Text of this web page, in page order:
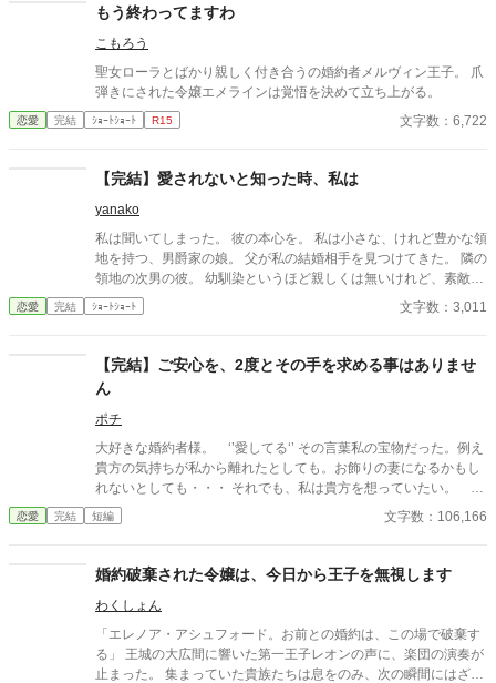
もう終わってますわ
こもろう
聖女ローラとばかり親しく付き合うの婚約者メルヴィン王子。 爪
弾きにされた令嬢エメラインは覚悟を決めて立ち上がる。
恋愛 完結 ｼｮｰﾄｼｮｰﾄ R15 文字数：6,722
【完結】愛されないと知った時、私は
yanako
私は聞いてしまった。 彼の本心を。 私は小さな、けれど豊かな領
地を持つ、男爵家の娘。 父が私の結婚相手を見つけてきた。 隣の
領地の次男の彼。 幼馴染というほど親しくは無いけれど、素敵な
恋愛 完結 ｼｮｰﾄｼｮｰﾄ 文字数：3,011
【完結】ご安心を、2度とその手を求める事はありませ
ん
ポチ
大好きな婚約者様。 ‘’愛してる‘’ その言葉私の宝物だった。例え
貴方の気持ちが私から離れたとしても。お飾りの妻になるかもし
れないとしても・・・ それでも、私は貴方を想っていたい。 独
り過ごす刻もそれだけで幸せを感じられた。たった一つの希望
恋愛 完結 短編 文字数：106,166
婚約破棄された令嬢は、今日から王子を無視します
わくしょん
「エレノア・アシュフォード。お前との婚約は、この場で破棄す
る」 王城の大広間に響いた第一王子レオンの声に、楽団の演奏が
止まった。 集まっていた貴族たちは息をのみ、次の瞬間にはざわ